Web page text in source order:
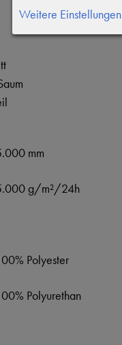
mm
g/m²/24h
Polyester
Polyurethan
Weitere Einstellungen